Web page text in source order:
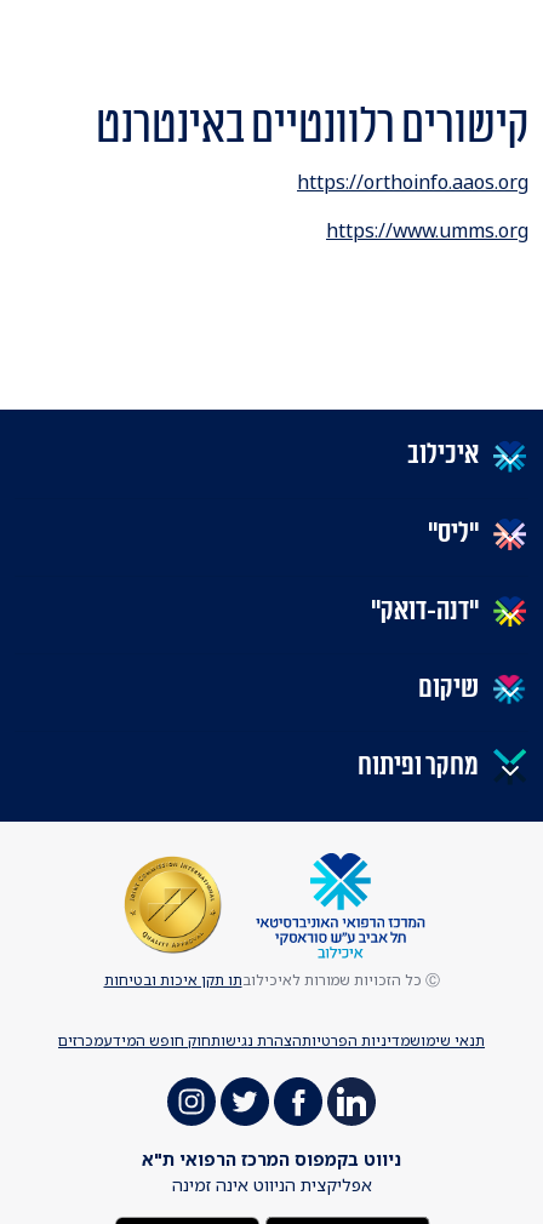
קישורים רלוונטיים באינטרנט
https://orthoinfo.aaos.org
https://www.umms.org
איכילוב
"ליס"
"דנה-דואק"
שיקום
מחקר ופיתוח
תנאי שימושמדיניות הפרטיותהצהרת נגישותחוק חופש המידעמכרזים
Ⓒ כל הזכויות שמורות לאיכילוב תו תקן איכות ובטיחות
ניווט בקמפוס המרכז הרפואי ת"א
אפליקצית הניווט אינה זמינה